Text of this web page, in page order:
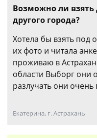
Возможно ли взять
другого города?
Хотела бы взять под
их фото и читала
проживаю в
области Выборг они
разлучать они очень
Екатерина, г. Астрахань